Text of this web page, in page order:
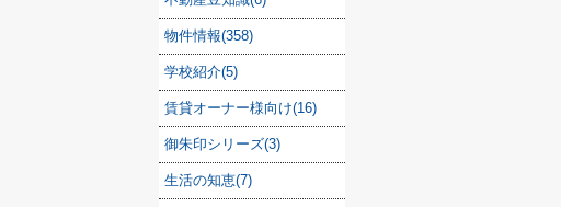
物件情報(358)
学校紹介(5)
賃貸オーナー様向け(16)
御朱印シリーズ(3)
生活の知恵(7)